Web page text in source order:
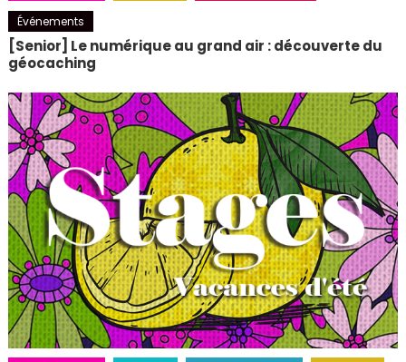
Événements
[Senior] Le numérique au grand air : découverte du
géocaching